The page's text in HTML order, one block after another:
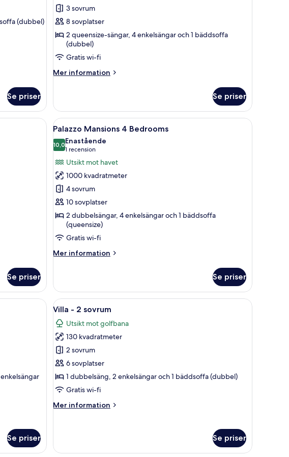
(dubbel)
Se priser
Maldives
Villa
3
Bedrooms
3 sovrum
8 sovplatser
2 queensize-sängar, 4 enkelsängar och 1 bäddsoffa
(dubbel)
Gratis wi-fi
Mer information
Mer
Villa
Bedrooms
Se priser
och utsikt över omgivningarna genom ett stort fönster.
byggnader i sten, solstolar och en klarblå pool.
Se priser
Öppna
alla
foton
för
Palazzo
Mansions
4
Bedrooms
Ett modernt område vid poolen med
19
Palazzo Mansions 4 Bedrooms
10,010,0 av 10
Enastående
1 recension
(1 recension)
Utsikt mot havet
1000 kvadratmeter
4 sovrum
10 sovplatser
2 dubbelsängar, 4 enkelsängar och 1 bäddsoffa
(queensize)
Gratis wi-fi
Mer information
Mer
Mansions
4
Bedrooms
Se priser
och en modern byggnad med stora fönster.
vid poolen med solstolar och parasoller, ett kristallklart poolområde och en modern
Se priser
Öppna
alla
foton
för
Villa
-
2
sovrum
Ett rymligt sovrum med en stor säng, en
7
Villa - 2 sovrum
Utsikt mot golfbana
130 kvadratmeter
2 sovrum
6 sovplatser
1 dubbelsäng, 2 enkelsängar och 1 bäddsoffa (dubbel)
Gratis wi-fi
Mer information
Mer
2
Se priser